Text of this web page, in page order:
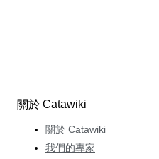
關於 Catawiki
關於 Catawiki
我們的專家